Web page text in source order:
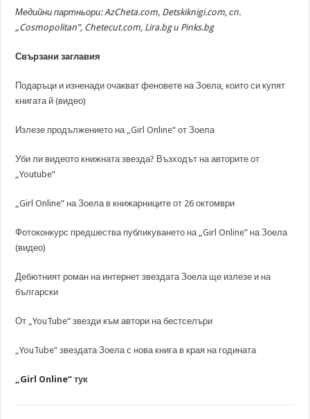
Медийни партньори: AzCheta.com, Detskiknigi.com, сп.
„Cosmopolitan”, Chetecut.com, Lira.bg и Pinks.bg
Свързани заглавия
Подаръци и изненади очакват феновете на Зоела, които си купят
книгата й (видео)
Излезе продължението на „Girl Online“ от Зоела
Уби ли видеото книжната звезда? Възходът на авторите от
„Youtube“
„Girl Online” на Зоела в книжарниците от 26 октомври
Фотоконкурс предшества публикуването на „Girl Online” на Зоела
(видео)
Дебютният роман на интернет звездата Зоела ще излезе и на
български
От „YouTube“ звезди към автори на бестселъри
„YouTube“ звездата Зоела с нова книга в края на годината
„Girl Online“тук